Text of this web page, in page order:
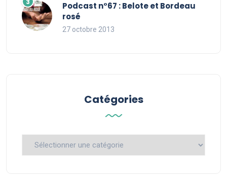
Podcast n°67 : Belote et Bordeau
rosé
27 octobre 2013
Catégories
Catégories